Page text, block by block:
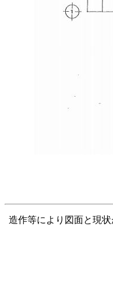
造作等により図面と現